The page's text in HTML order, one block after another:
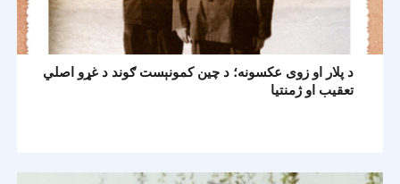
د پلار او زوی عکسونه؛ د چين کمونېست ګوند د غړو اصلي
تعقيب او ژمنتيا